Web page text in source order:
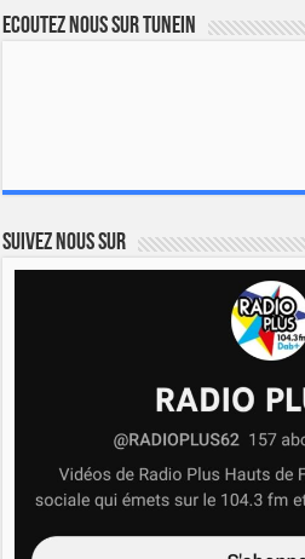
Ecoutez nous sur TuneIn
Suivez nous sur